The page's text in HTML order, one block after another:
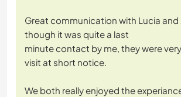
Great communication with Lucia and
though it was quite a last
minute contact by me, they were
visit at short notice.
We both really enjoyed the